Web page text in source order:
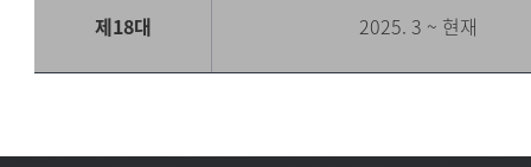
제18대 2025. 3 ~ 현재